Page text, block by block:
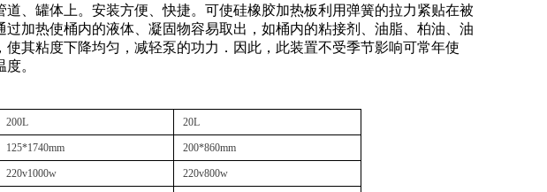
、罐体上。安装方便、快捷。可使硅橡胶加热板利用弹簧的拉力紧贴在被
加热使桶内的液体、凝固物容易取出，如桶内的粘接剂、油脂、柏油、油
其粘度下降均匀，减轻泵的功力．因此，此装置不受季节影响可常年使
。
200L 20L
125*1740mm 200*860mm
220v1000w 220v800w